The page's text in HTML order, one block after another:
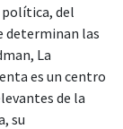
política, del
determinan las
La
es un centro
de la
su